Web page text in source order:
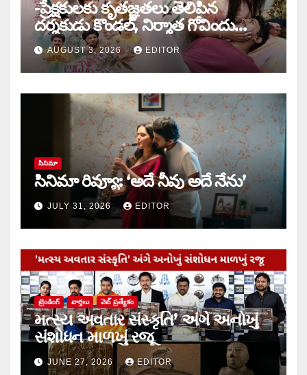
-ప్రేక్షకులకు కృతజ్ఞతలు తెలిపిన
దర్శకుడు కొండల్, నిర్మాత గోవిందు
కాండ్రేగుల
AUGUST 3, 2026 EDITOR
సినిమా
సినిమా రివ్యూ: ‘అదే నీవు అదే నేను’
JULY 31, 2026 EDITOR
ట్రెండింగ్ వార్త‌లు వెబ్ ప్రత్యేకం
મત્સ્ય અવતાર સંસ્કૃતિ’ અંગે અનોખું
સંશોધન માળખું રજૂ
JUNE 27, 2026 EDITOR